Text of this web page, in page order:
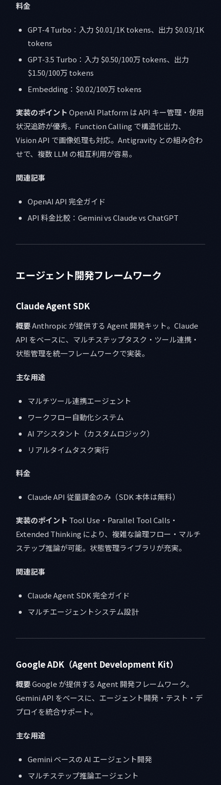
料金
GPT-4 Turbo：入力 $0.01/1K tokens、出力 $0.03/1K
tokens
GPT-3.5 Turbo：入力 $0.50/100万 tokens、出力
$1.50/100万 tokens
Embedding：$0.02/100万 tokens
実装のポイント OpenAI Platform は API キー管理・使用
状況追跡が優秀。Function Calling で構造化出力、
Vision API で画像処理も対応。Antigravity との組み合わ
せで、複数 LLM の相互利用が容易。
関連記事
OpenAI API 完全ガイド
API 料金比較：Gemini vs Claude vs ChatGPT
エージェント開発フレームワーク
Claude Agent SDK
概要Anthropic が提供する Agent 開発キット。Claude
API をベースに、マルチステップタスク・ツール連携・
状態管理を統一フレームワークで実装。
主な用途
マルチツール連携エージェント
ワークフロー自動化システム
AI アシスタント（カスタムロジック）
リアルタイムタスク実行
料金
Claude API 従量課金のみ（SDK 本体は無料）
実装のポイント Tool Use・Parallel Tool Calls・
Extended Thinking により、複雑な論理フロー・マルチ
ステップ推論が可能。状態管理ライブラリが充実。
関連記事
Claude Agent SDK 完全ガイド
マルチエージェントシステム設計
Google ADK（Agent Development Kit）
概要Google が提供する Agent 開発フレームワーク。
Gemini API をベースに、エージェント開発・テスト・デ
プロイを統合サポート。
主な用途
Gemini ベースの AI エージェント開発
マルチステップ推論エージェント